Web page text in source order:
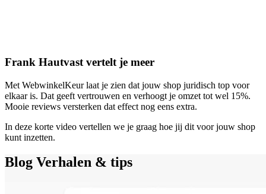
Frank Hautvast vertelt je meer
Met WebwinkelKeur laat je zien dat jouw shop juridisch top voor
elkaar is. Dat geeft vertrouwen en verhoogt je omzet tot wel 15%.
Mooie reviews versterken dat effect nog eens extra.
In deze korte video vertellen we je graag hoe jij dit voor jouw shop
kunt inzetten.
Blog Verhalen & tips